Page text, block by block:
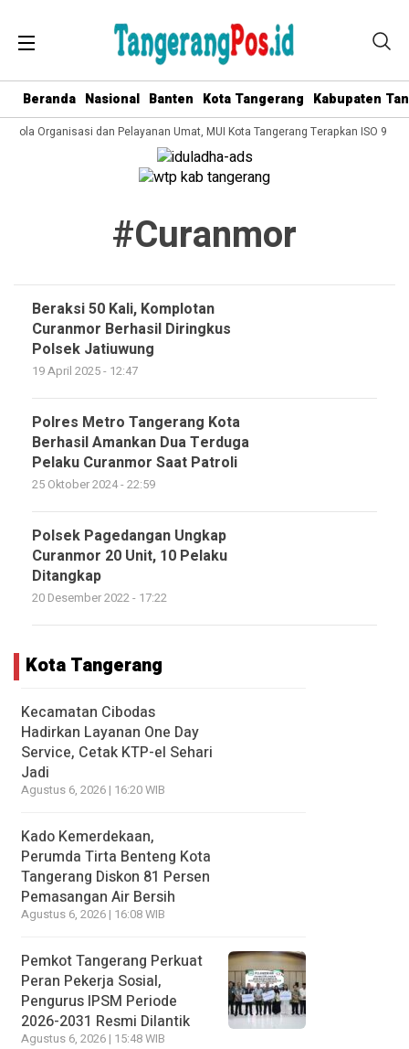
Beranda Nasional Banten Kota Tangerang Kabupaten
Organisasi dan Pelayanan Umat, MUI Kota Tangerang Terapkan ISO
#curanmor
Beraksi 50 Kali, Komplotan
Curanmor Berhasil Diringkus
Polsek Jatiuwung
19 April 2025 - 12:47
Polres Metro Tangerang Kota
Berhasil Amankan Dua Terduga
Pelaku Curanmor Saat Patroli
25 Oktober 2024 - 22:59
Polsek Pagedangan Ungkap
Curanmor 20 Unit, 10 Pelaku
Ditangkap
20 Desember 2022 - 17:22
Kota Tangerang
Kecamatan Cibodas
Hadirkan Layanan One Day
Service, Cetak KTP-el Sehari
Jadi
Agustus 6, 2026 | 16:20 WIB
Kado Kemerdekaan,
Perumda Tirta Benteng Kota
Tangerang Diskon 81 Persen
Pemasangan Air Bersih
Agustus 6, 2026 | 16:08 WIB
Pemkot Tangerang Perkuat
Peran Pekerja Sosial,
Pengurus IPSM Periode
2026-2031 Resmi Dilantik
Agustus 6, 2026 | 15:48 WIB